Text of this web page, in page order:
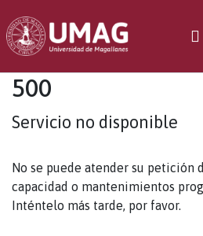
500
Servicio no disponible
No se puede atender su petición
capacidad o mantenimientos
Inténtelo más tarde, por favor.